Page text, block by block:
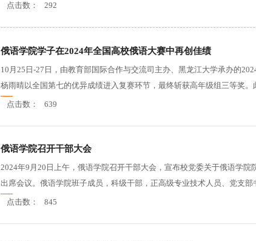
点击数： 292
俄语学院学子在2024年全国高校俄语大赛中再创佳绩
10月25日-27日，由教育部国际合作与交流司主办、黑龙江大学承办的
杨雨晴以全国第七的优异成绩进入复赛环节，最终斩获高年级组三等奖。
点击数： 639
俄语学院召开干部大会
2024年9月20日上午，俄语学院召开干部大会，宣布校党委关于俄语学
出席会议。俄语学院班子成员，科级干部，正高级专业技术人员、党支部
点击数： 845